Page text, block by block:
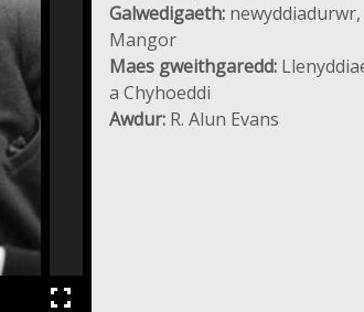
Galwedigaeth:
Mangor
Maes gweithgaredd:
a Chyhoeddi
Awdur: R. Alun Evans